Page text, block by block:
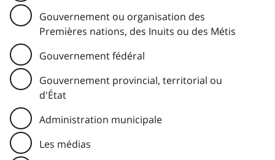
Gouvernement ou organisation des
Premières nations, des Inuits ou des Métis
Gouvernement fédéral
Gouvernement provincial, territorial ou
d'État
Administration municipale
Les médias